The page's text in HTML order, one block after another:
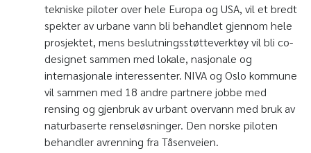
tekniske piloter over hele Europa og USA, vil et bredt
spekter av urbane vann bli behandlet gjennom hele
prosjektet, mens beslutningsstøtteverktøy vil bli co-
designet sammen med lokale, nasjonale og
internasjonale interessenter. NIVA og Oslo kommune
vil sammen med 18 andre partnere jobbe med
rensing og gjenbruk av urbant overvann med bruk av
naturbaserte renseløsninger. Den norske piloten
behandler avrenning fra Tåsenveien.